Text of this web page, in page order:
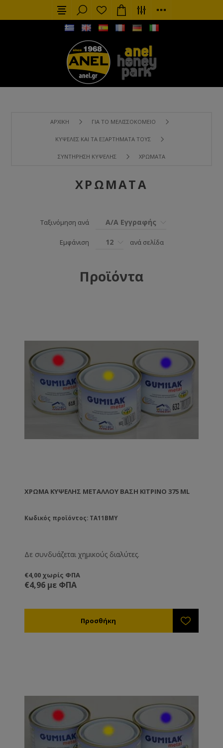
ΑΡΧΙΚΉ ΓΙΑ ΤΟ ΜΕΛΙΣΣΟΚΟΜΕΊΟ
ΚΥΨΈΛΕΣ ΚΑΙ ΤΑ ΕΞΑΡΤΉΜΑΤΑ ΤΟΥΣ
ΣΥΝΤΉΡΗΣΗ ΚΥΨΈΛΗΣ ΧΡΏΜΑΤΑ
ΧΡΏΜΑΤΑ
Ταξινόμηση ανά Α/Α Εγγραφής
Εμφάνιση 12 ανά σελίδα
Προϊόντα
ΧΡΏΜΑ ΚΥΨΈΛΗΣ ΜΕΤΆΛΛΟΥ ΒΑΣΗ ΚΊΤΡΙΝΟ 375 ML
Κωδικός προϊόντος: TA11BMY
Δε συνδυάζεται χημικούς διαλύτες.
€4,00 χωρίς ΦΠΑ
€4,96 με ΦΠΑ